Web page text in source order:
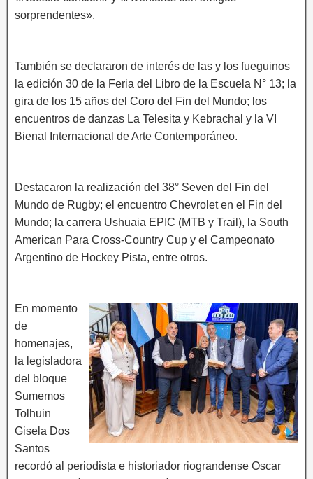
sorprendentes».
También se declararon de interés de las y los fueguinos
la edición 30 de la Feria del Libro de la Escuela N° 13; la
gira de los 15 años del Coro del Fin del Mundo; los
encuentros de danzas La Telesita y Kebrachal y la VI
Bienal Internacional de Arte Contemporáneo.
Destacaron la realización del 38° Seven del Fin del
Mundo de Rugby; el encuentro Chevrolet en el Fin del
Mundo; la carrera Ushuaia EPIC (MTB y Trail), la South
American Para Cross-Country Cup y el Campeonato
Argentino de Hockey Pista, entre otros.
En momento
de
homenajes,
la legisladora
del bloque
Sumemos
Tolhuin
Gisela Dos
Santos
recordó al periodista e historiador riograndense Oscar